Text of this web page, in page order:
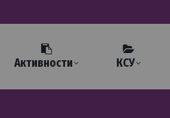
Активности КСУ